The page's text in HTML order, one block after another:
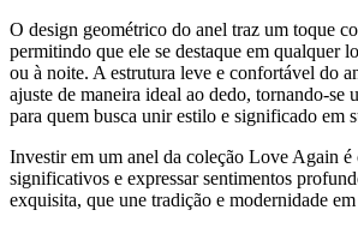
O design geométrico do anel traz um toque
permitindo que ele se destaque em qualquer
ou à noite. A estrutura leve e confortável do
ajuste de maneira ideal ao dedo, tornando-se
para quem busca unir estilo e significado em
Investir em um anel da coleção Love Again é
significativos e expressar sentimentos
exquisita, que une tradição e modernidade